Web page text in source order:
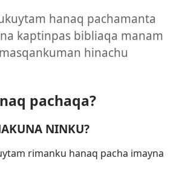
hanaq pachamanta
kaptinpas bibliaqa manam
hinachu
pachaqa?
NINKU?
rimanku hanaq pacha imayna